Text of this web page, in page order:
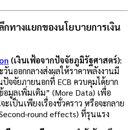
ทางแยกของนโยบายการเงิน
(เงินเฟ้อจากปัจจัยภูมิรัฐศาสตร์):
นออกกลางส่งผลให้ราคาพลังงานมี
จจัยภายนอกที่ ECB ควบคุมได้ยาก
อมูลเพิ่มเติม” (More Data) เพื่อ
เป็นเพียงเรื่องชั่วคราว หรือจะกลาย
round effects) ที่รุนแรง